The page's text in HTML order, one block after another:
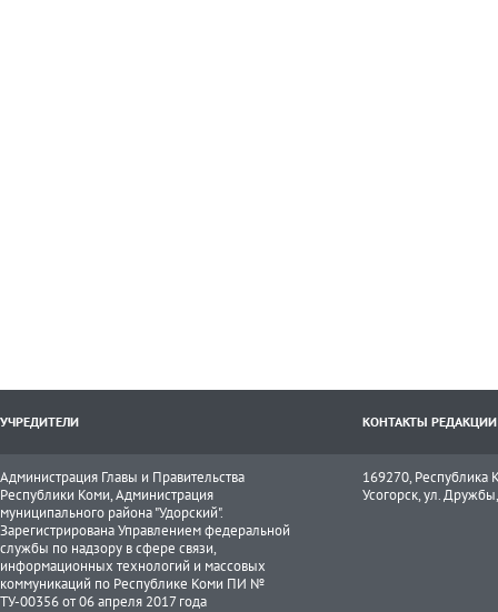
УЧРЕДИТЕЛИ КОНТАКТЫ РЕДАКЦИИ
Администрация Главы и Правительства
Республики Коми, Администрация
муниципального района "Удорский".
Зарегистрирована Управлением федеральной
службы по надзору в сфере связи,
информационных технологий и массовых
коммуникаций по Республике Коми ПИ №
ТУ-00356 от 06 апреля 2017 года
169270, Республика
Усогорск, ул.